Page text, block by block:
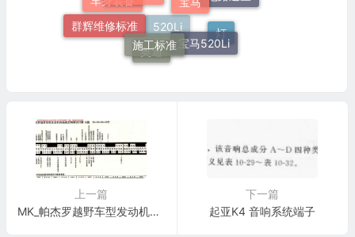
奥迪
520Li 灯
宝马520Li
施工标准
群辉维修标准
车身装备
上一篇
MK_帕杰罗越野车型发动机电脑板控制模块针脚B图35+26+28+30针 端子图
下一篇
起亚K4 音响系统端子